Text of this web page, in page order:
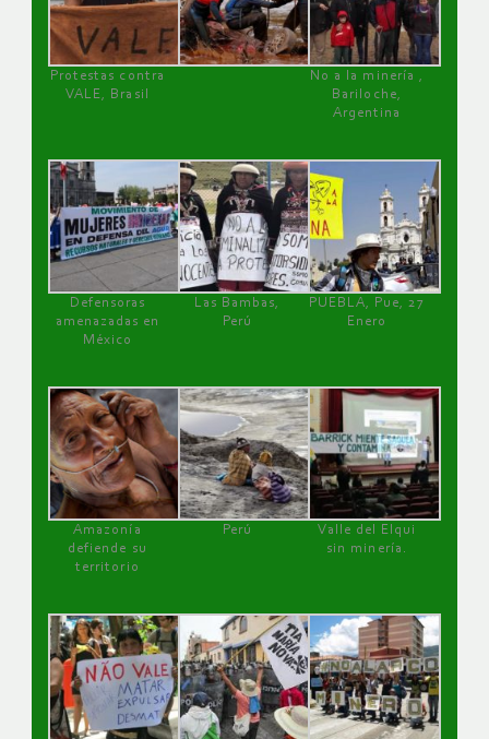
Protestas contra
VALE, Brasil
No a la minería ,
Bariloche,
Argentina
Defensoras
amenazadas en
México
Las Bambas,
Perú
PUEBLA, Pue, 27
Enero
Amazonía
defiende su
territorio
Perú
Valle del Elqui
sin minería.